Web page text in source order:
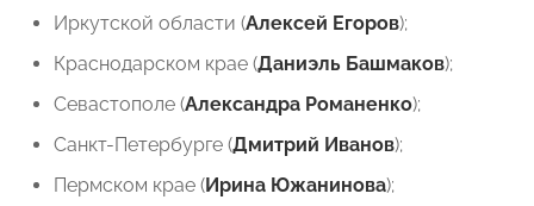
Иркутской области (Алексей Егоров);
Краснодарском крае (Даниэль Башмаков);
Севастополе (Александра Романенко);
Санкт-Петербурге (Дмитрий Иванов);
Пермском крае (Ирина Южанинова);